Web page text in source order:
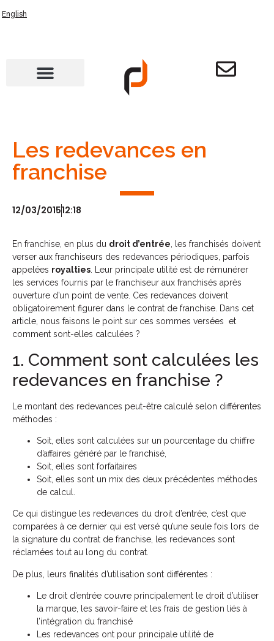
English
Les redevances en
franchise
12/03/201512:18
En franchise, en plus du droit d’entrée, les franchisés doivent
verser aux franchiseurs des redevances périodiques, parfois
appelées royalties. Leur principale utilité est de rémunérer
les services fournis par le franchiseur aux franchisés après
ouverture d’un point de vente. Ces redevances doivent
obligatoirement figurer dans le contrat de franchise. Dans cet
article, nous faisons le point sur ces sommes versées et
comment sont-elles calculées ?
1. Comment sont calculées les
redevances en franchise ?
Le montant des redevances peut-être calculé selon différentes
méthodes :
Soit, elles sont calculées sur un pourcentage du chiffre
d’affaires généré par le franchisé,
Soit, elles sont forfaitaires
Soit, elles sont un mix des deux précédentes méthodes
de calcul.
Ce qui distingue les redevances du droit d’entrée, c’est que
comparées à ce dernier qui est versé qu’une seule fois lors de
la signature du contrat de franchise, les redevances sont
réclamées tout au long du contrat.
De plus, leurs finalités d’utilisation sont différentes :
Le droit d’entrée couvre principalement le droit d’utiliser
la marque, les savoir-faire et les frais de gestion liés à
l’intégration du franchisé
Les redevances ont pour principale utilité de